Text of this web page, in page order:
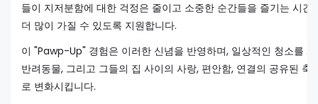
들이 지저분함에 대한 걱정은 줄이고 소중한 순간들을 즐기는 시간
더 많이 가질 수 있도록 지원합니다.
이 "Pawp-Up" 경험은 이러한 신념을 반영하며, 일상적인 청소를
반려동물, 그리고 그들의 집 사이의 사랑, 편안함, 연결의 공유된 축
로 변화시킵니다.